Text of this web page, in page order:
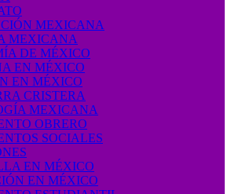
MEXICANA
MEXICANA
DE MÉXICO
EN MÉXICO
EN MÉXICO
CRISTERA
MEXICANA
OBRERO
SOCIALES
EN MÉXICO
EN MÉXICO